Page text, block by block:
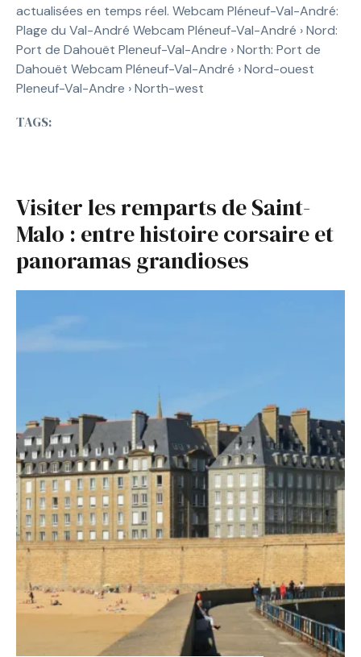
actualisées en temps réel. Webcam Pléneuf-Val-André:
Plage du Val-André Webcam Pléneuf-Val-André › Nord:
Port de Dahouët Pleneuf-Val-Andre › North: Port de
Dahouët Webcam Pléneuf-Val-André › Nord-ouest
Pleneuf-Val-Andre › North-west
TAGS:
Visiter les remparts de Saint-
Malo : entre histoire corsaire et
panoramas grandioses